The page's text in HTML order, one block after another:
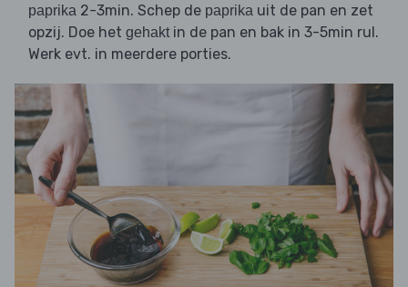
paprika 2-3min. Schep de paprika uit de pan en zet
opzij. Doe het gehaktin de pan en bak in 3-5min rul.
Werk evt. in meerdere porties.